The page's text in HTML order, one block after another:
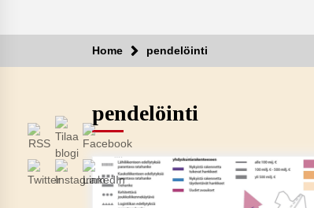
Home pendelöinti
pendelöinti